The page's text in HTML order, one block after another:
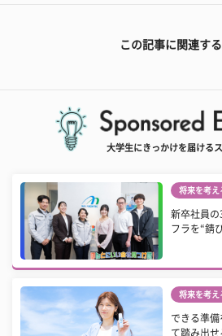
この記事に関連す
大学生にきっかけを届ける
将来を考え
新卒社員の
フラを“錆
将来を考え
できる準備
て踏み出